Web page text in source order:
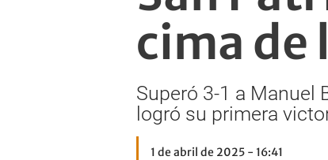
cima de
Superó 3-1 a Manuel
logró su primera
1 de abril de 2025 - 16:41